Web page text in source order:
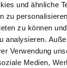
und ähnliche
zu
zu können
analysieren.
Verwendung
Medien,